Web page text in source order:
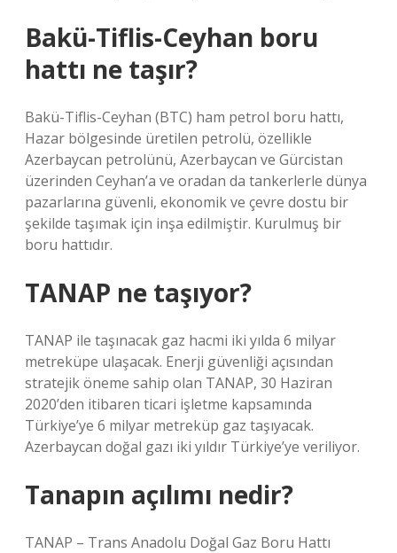
Bakü-Tiflis-Ceyhan boru
hattı ne taşır?
Bakü-Tiflis-Ceyhan (BTC) ham petrol boru hattı,
Hazar bölgesinde üretilen petrolü, özellikle
Azerbaycan petrolünü, Azerbaycan ve Gürcistan
üzerinden Ceyhan’a ve oradan da tankerlerle dünya
pazarlarına güvenli, ekonomik ve çevre dostu bir
şekilde taşımak için inşa edilmiştir. Kurulmuş bir
boru hattıdır.
TANAP ne taşıyor?
TANAP ile taşınacak gaz hacmi iki yılda 6 milyar
metreküpe ulaşacak. Enerji güvenliği açısından
stratejik öneme sahip olan TANAP, 30 Haziran
2020’den itibaren ticari işletme kapsamında
Türkiye’ye 6 milyar metreküp gaz taşıyacak.
Azerbaycan doğal gazı iki yıldır Türkiye’ye veriliyor.
Tanapın açılımı nedir?
TANAP – Trans Anadolu Doğal Gaz Boru Hattı